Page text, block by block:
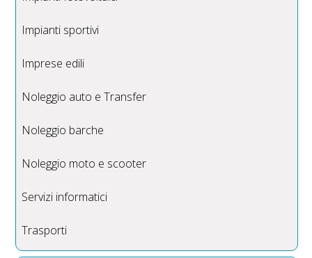
Impianti sportivi
Imprese edili
Noleggio auto e Transfer
Noleggio barche
Noleggio moto e scooter
Servizi informatici
Trasporti